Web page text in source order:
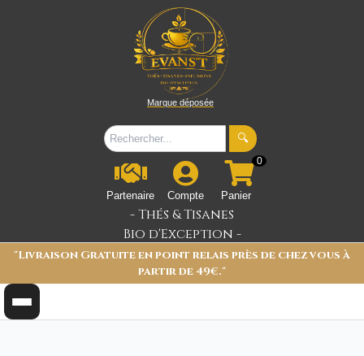
Marque déposée
🔍
Partenaire Compte
0
Panier
- Thés & Tisanes
Bio d'Exception -
"Livraison Gratuite en point relais près de chez vous à
partir de 49€."